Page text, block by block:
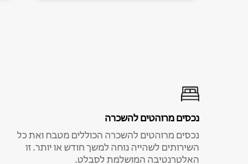
נכסים מרוהטים להשכרה
נכסים מרוהטים להשכרה הכוללים מטבח ואת כל
השירותים לשהייה נוחה למשך חודש או יותר. זו
האלטרנטיבה המושלמת לסבלט.